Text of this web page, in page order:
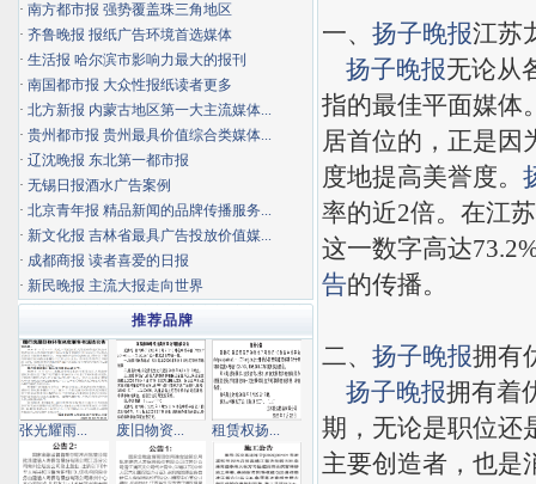
一、 扬子晚报江苏
扬子晚报无论从
指的最佳平面媒体
居首位的，正是因
度地提高美誉度。
率的近2倍。在江
这一数字高达
告的传播。
二、 扬子晚报拥有
扬子晚报拥有着
期，无论是职位还
主要创造者，也是
· 南方都市报 强势覆盖珠三角地区
· 齐鲁晚报 报纸广告环境首选媒体
· 生活报 哈尔滨市影响力最大的报刊
· 南国都市报 大众性报纸读者更多
· 北方新报 内蒙古地区第一大主流媒体...
· 贵州都市报 贵州最具价值综合类媒体...
· 辽沈晚报 东北第一都市报
· 无锡日报酒水广告案例
· 北京青年报 精品新闻的品牌传播服务...
· 新文化报 吉林省最具广告投放价值媒...
· 成都商报 读者喜爱的日报
· 新民晚报 主流大报走向世界
推荐品牌
张光耀雨... 废旧物资... 租赁权扬...